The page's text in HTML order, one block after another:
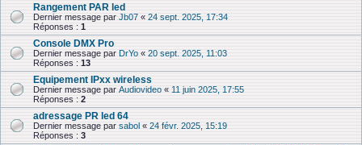
Rangement PAR led
Dernier message par Jb07 « 24 sept. 2025, 17:34
Réponses : 1
Console DMX Pro
Dernier message par DrYo « 20 sept. 2025, 11:03
Réponses : 13
Equipement IPxx wireless
Dernier message par Audiovideo « 11 juin 2025, 17:55
Réponses : 2
adressage PR led 64
Dernier message par sabol « 24 févr. 2025, 15:19
Réponses : 3